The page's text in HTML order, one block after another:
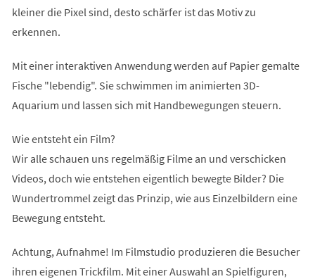
kleiner die Pixel sind, desto schärfer ist das Motiv zu
erkennen.
Mit einer interaktiven Anwendung werden auf Papier gemalte
Fische "lebendig". Sie schwimmen im animierten 3D-
Aquarium und lassen sich mit Handbewegungen steuern.
Wie entsteht ein Film?
Wir alle schauen uns regelmäßig Filme an und verschicken
Videos, doch wie entstehen eigentlich bewegte Bilder? Die
Wundertrommel zeigt das Prinzip, wie aus Einzelbildern eine
Bewegung entsteht.
Achtung, Aufnahme! Im Filmstudio produzieren die Besucher
ihren eigenen Trickfilm. Mit einer Auswahl an Spielfiguren,